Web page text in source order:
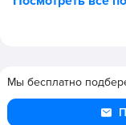
Мы бесплатно